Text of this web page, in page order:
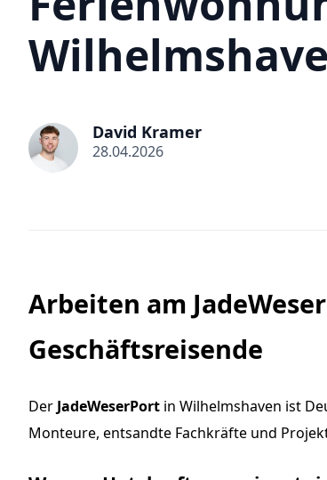
David Kramer
28.04.2026
Arbeiten am
Geschäftsreisende
Der JadeWeserPort in Wilhelmshaven ist
Monteure, entsandte Fachkräfte und